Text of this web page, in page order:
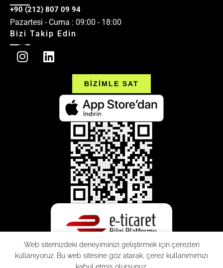
+90 (212) 807 09 94
Pazartesi - Cuma : 09:00 - 18:00
Bizi Takip Edin
BİZİMLE SAT
Web sitemizdeki deneyiminizi geliştirmek için çerezleri
kullanıyoruz. Bu web sitesine göz atarak, çerez kullanımımızı